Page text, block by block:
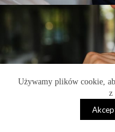
Używamy plików cookie,
z